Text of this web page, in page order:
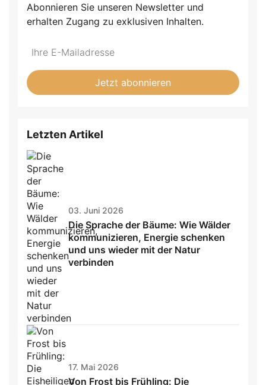
Abonnieren Sie unseren Newsletter und
erhalten Zugang zu exklusiven Inhalten.
Do
fill
this
*Ihre
Mailadresse:
Jetzt abonnieren
Letzten Artikel
03. Juni 2026
Die Sprache der Bäume: Wie Wälder
kommunizieren, Energie schenken
und uns wieder mit der Natur
verbinden
17. Mai 2026
Von Frost bis Frühling: Die